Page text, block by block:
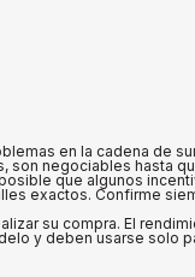
en la cadena de
negociables hasta
que algunos
exactos. Confirme
su compra. El
y deben usarse solo